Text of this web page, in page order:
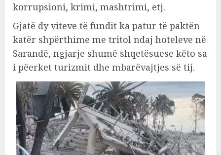
korrupsioni, krimi, mashtrimi, etj.
Gjatë dy viteve të fundit ka patur të paktën
katër shpërthime me tritol ndaj hoteleve në
Sarandë, ngjarje shumë shqetësuese këto sa
i pëerket turizmit dhe mbarëvajtjes së tij.